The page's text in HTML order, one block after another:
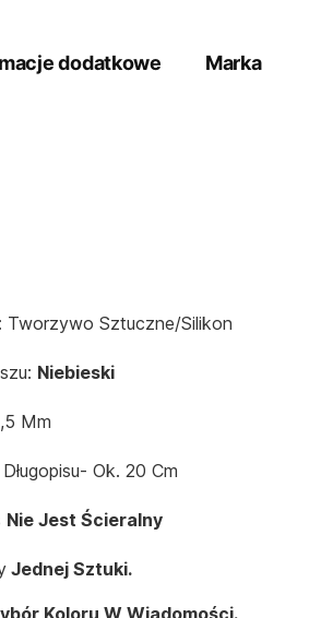
dodatkowe Marka
Tworzywo Sztuczne/silikon
Niebieski
Mm
Długopisu- Ok. 20 Cm
Nie Jest Ścieralny
Jednej Sztuki.
Koloru W Wiadomości.